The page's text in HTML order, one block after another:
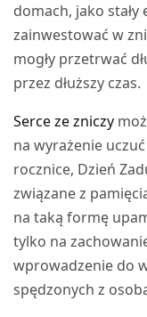
domach, jako
zainwestować w
mogły przetrwać
przez dłuższy czas.
Serce ze zniczy
na wyrażenie
rocznice, Dzień
związane z
na taką formę
tylko na
wprowadzenie do
spędzonych z